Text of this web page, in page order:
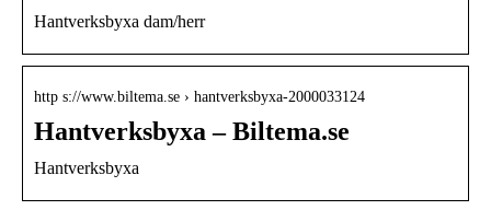
Hantverksbyxa dam/herr
http s://www.biltema.se › hantverksbyxa-2000033124
Hantverksbyxa – Biltema.se
Hantverksbyxa